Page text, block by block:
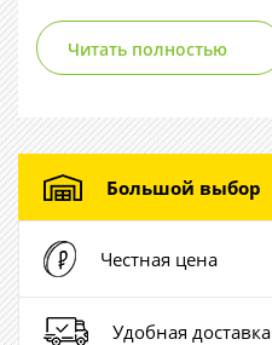
Читать полностью
Большой выбор
Честная цена
Удобная доставка